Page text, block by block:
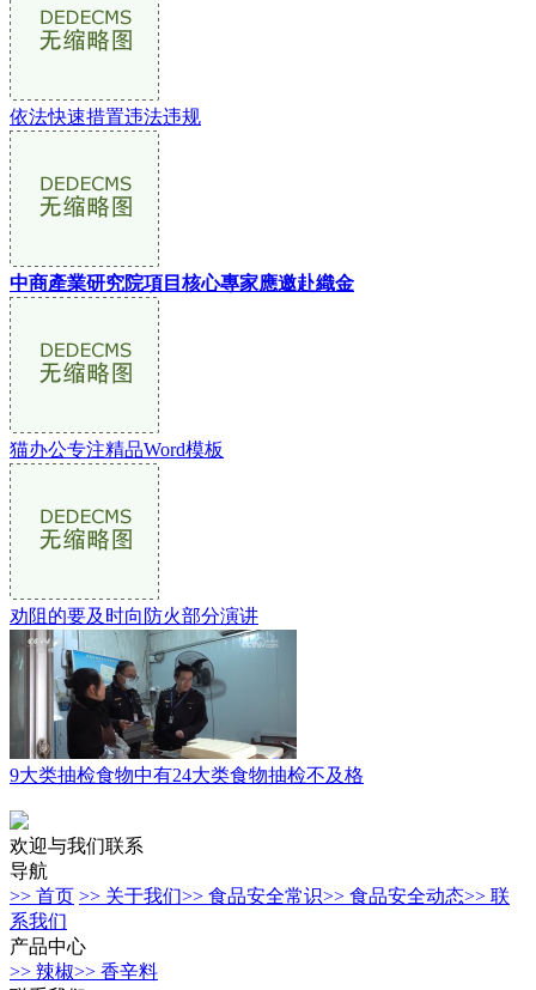
依法快速措置违法违规
中商產業研究院項目核心專家應邀赴織金
猫办公专注精品Word模板
劝阻的要及时向防火部分演讲
9大类抽检食物中有24大类食物抽检不及格
欢迎与我们联系
导航
>> 首页 >> 关于我们>> 食品安全常识>> 食品安全动态>> 联
系我们
产品中心
>> 辣椒>> 香辛料